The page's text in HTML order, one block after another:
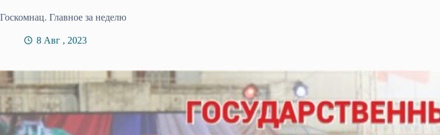
Госкомнац. Главное за неделю
8 Авг , 2023